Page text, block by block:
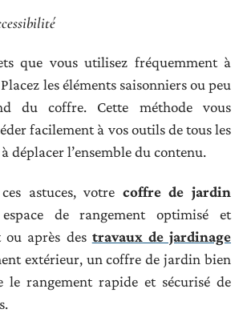
que vous utilisez fréquemment à
les éléments saisonniers ou peu
du coffre. Cette méthode vous
facilement à vos outils de tous les
déplacer l’ensemble du contenu.
astuces, votre coffre de jardin
de rangement optimisé et
après des travaux de jardinage
extérieur, un coffre de jardin bien
le rangement rapide et sécurisé de